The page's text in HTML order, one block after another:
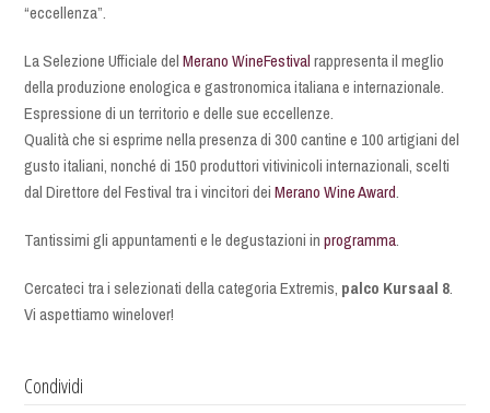
“eccellenza”.
La Selezione Ufficiale delMerano WineFestivalrappresenta il meglio
della produzione enologica e gastronomica italiana e internazionale.
Espressione di un territorio e delle sue eccellenze.
Qualità che si esprime nella presenza di 300 cantine e 100 artigiani del
gusto italiani, nonché di 150 produttori vitivinicoli internazionali, scelti
dal Direttore del Festival tra i vincitori deiMerano Wine Award.
Tantissimi gli appuntamenti e le degustazioni inprogramma.
Cercateci tra i selezionati della categoria Extremis, palco Kursaal 8.
Vi aspettiamo winelover!
Condividi